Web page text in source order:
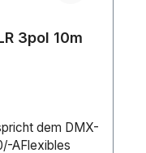
3pol 10m
dem DMX-
AFlexibles